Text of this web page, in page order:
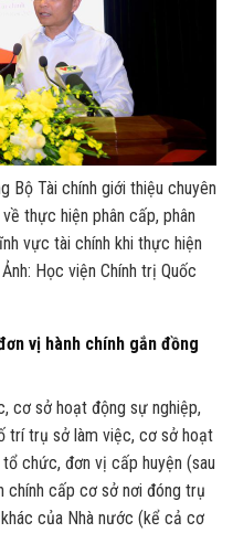
Bộ Tài chính giới thiệu chuyên
thực hiện phân cấp, phân
vực tài chính khi thực hiện
Học viện Chính trị Quốc
vị hành chính gắn đồng
cơ sở hoạt động sự nghiệp,
trí trụ sở làm việc, cơ sở hoạt
chức, đơn vị cấp huyện (sau
chính cấp cơ sở nơi đóng trụ
của Nhà nước (kể cả cơ